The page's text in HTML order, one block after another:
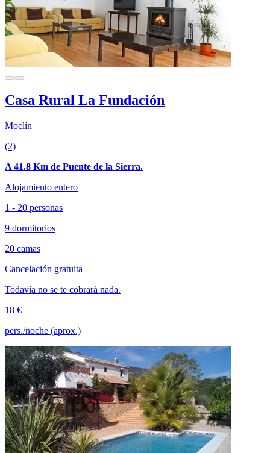
Casa Rural La Fundación
Moclín
(2)
A 41.8 Km de Puente de la Sierra.
Alojamiento entero
1 - 20 personas
9 dormitorios
20 camas
Cancelación gratuita
Todavía no se te cobrará nada.
18 €
pers./noche (aprox.)